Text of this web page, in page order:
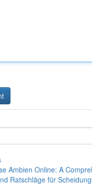
Ambien Online: A
Ratschläge für